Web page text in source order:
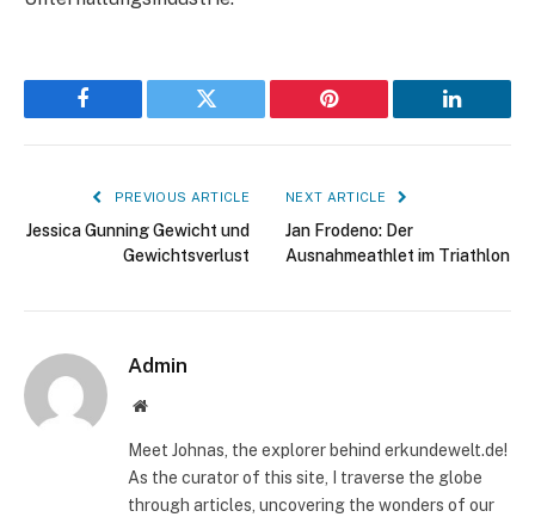
Facebook Twitter Pinterest LinkedIn
PREVIOUS ARTICLE
Jessica Gunning Gewicht und
Gewichtsverlust
NEXT ARTICLE
Jan Frodeno: Der
Ausnahmeathlet im Triathlon
Admin
Website
Meet Johnas, the explorer behind erkundewelt.de!
As the curator of this site, I traverse the globe
through articles, uncovering the wonders of our